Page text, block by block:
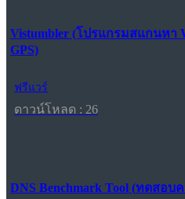
Vistumbler (โปรแกรมสแกนหา
GPS)
ฟรีแวร์
ดาวน์โหลด : 26
DNS Benchmark Tool (ทดสอบ